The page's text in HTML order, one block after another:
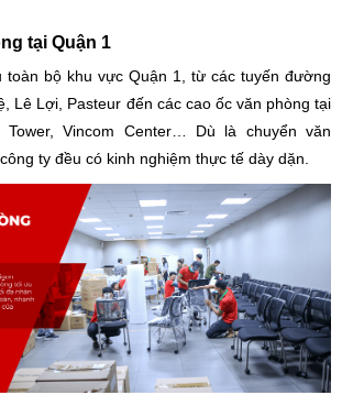
tại Quận 1
toàn bộ khu vực Quận 1, từ các tuyến đường
Lê Lợi, Pasteur đến các cao ốc văn phòng tại
Tower, Vincom Center… Dù là chuyển văn
ty đều có kinh nghiệm thực tế dày dặn.